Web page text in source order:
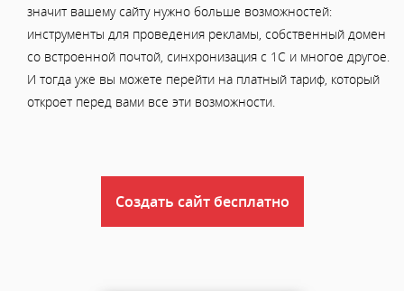
значит вашему сайту нужно больше возможностей:
инструменты для проведения рекламы, собственный домен
со встроенной почтой, синхронизация с 1С и многое другое.
И тогда уже вы можете перейти на платный тариф, который
откроет перед вами все эти возможности.
Создать сайт бесплатно